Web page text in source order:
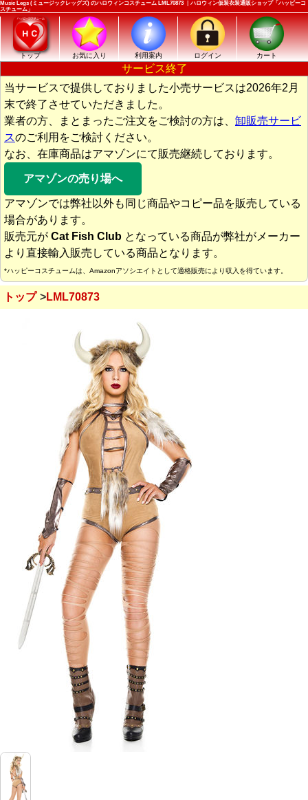
Music Legs (ミュージックレッグズ) のハロウィンコスチューム LML70873 ｜ハロウィン仮装衣装通販ショップ「ハッピーコ
スチューム」
トップ お気に入り 利用案内 ログイン カート
サービス終了
当サービスで提供しておりました小売サービスは2026年2月
末で終了させていただきました。
業者の方、まとまったご注文をご検討の方は、 卸販売サービ
スのご利用をご検討ください。
なお、在庫商品はアマゾンにて販売継続しております。
アマゾンの売り場へ
アマゾンでは弊社以外も同じ商品やコピー品を販売している
場合があります。
販売元が Cat Fish Club となっている商品が弊社がメーカー
より直接輸入販売している商品となります。
*ハッピーコスチュームは、Amazonアソシエイトとして適格販売により収入を得ています。
トップ LML70873